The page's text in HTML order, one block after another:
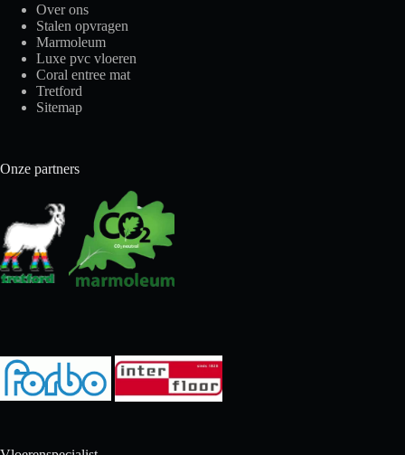
Over ons
Stalen opvragen
Marmoleum
Luxe pvc vloeren
Coral entree mat
Tretford
Sitemap
Onze partners